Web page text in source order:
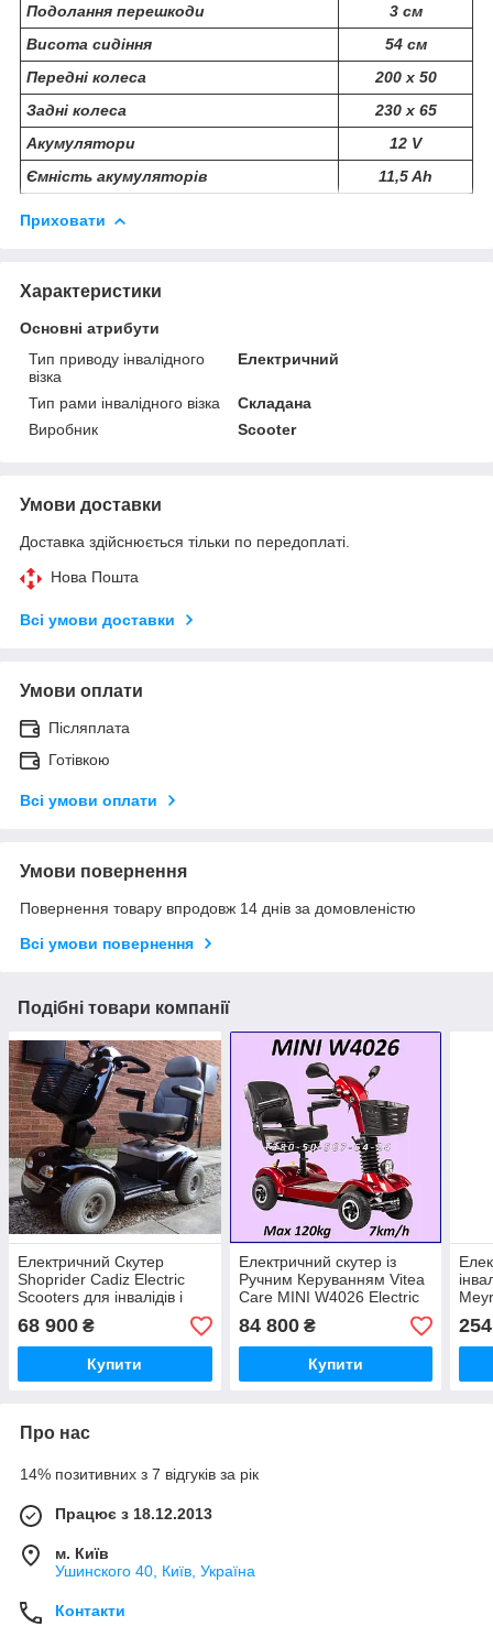
Подолання перешкоди
3 см
Висота сидіння
54 см
Передні колеса
200 x 50
Задні колеса
230 x 65
Акумулятори
12 V
Ємність акумуляторів
11,5 Ah
Приховати
Характеристики
Основні атрибути
Тип приводу інвалідного
візка
Електричний
Тип рами інвалідного візка
Складана
Виробник
Scooter
Умови доставки
Доставка здійснюється тільки по передоплаті.
Нова Пошта
Всі умови доставки
Умови оплати
Післяплата
Готівкою
Всі умови оплати
Умови повернення
Повернення товару впродовж 14 днів за домовленістю
Всі умови повернення
Подібні товари компанії
Електричний Скутер
Shoprider Cadiz Electric
Scooters для інвалідів і
літніх людей.
68 900 ₴
Купити
Електричний скутер із
Ручним Керуванням Vitea
Care MINI W4026 Electric
Scooter 7km/h, Max 120kg
84 800₴
Купити
Про нас
14% позитивних з 7 відгуків за рік
Працює з 18.12.2013
м. Київ
Ушинского 40, Київ, Україна
Контакти